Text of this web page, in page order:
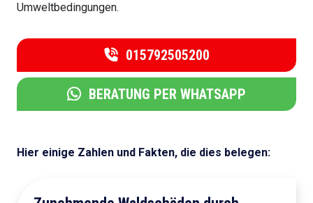
Umweltbedingungen.
015792505200
BERATUNG PER WHATSAPP
Hier einige Zahlen und Fakten, die dies belegen: